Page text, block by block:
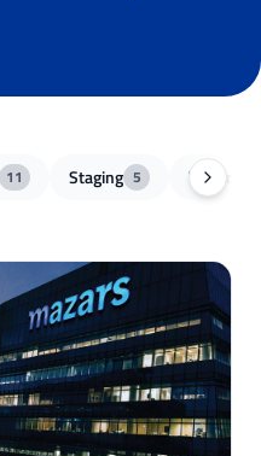
11 Staging 5